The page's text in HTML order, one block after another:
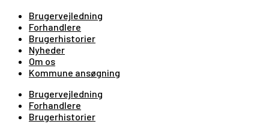
Brugervejledning
Forhandlere
Brugerhistorier
Nyheder
Om os
Kommune ansøgning
Brugervejledning
Forhandlere
Brugerhistorier